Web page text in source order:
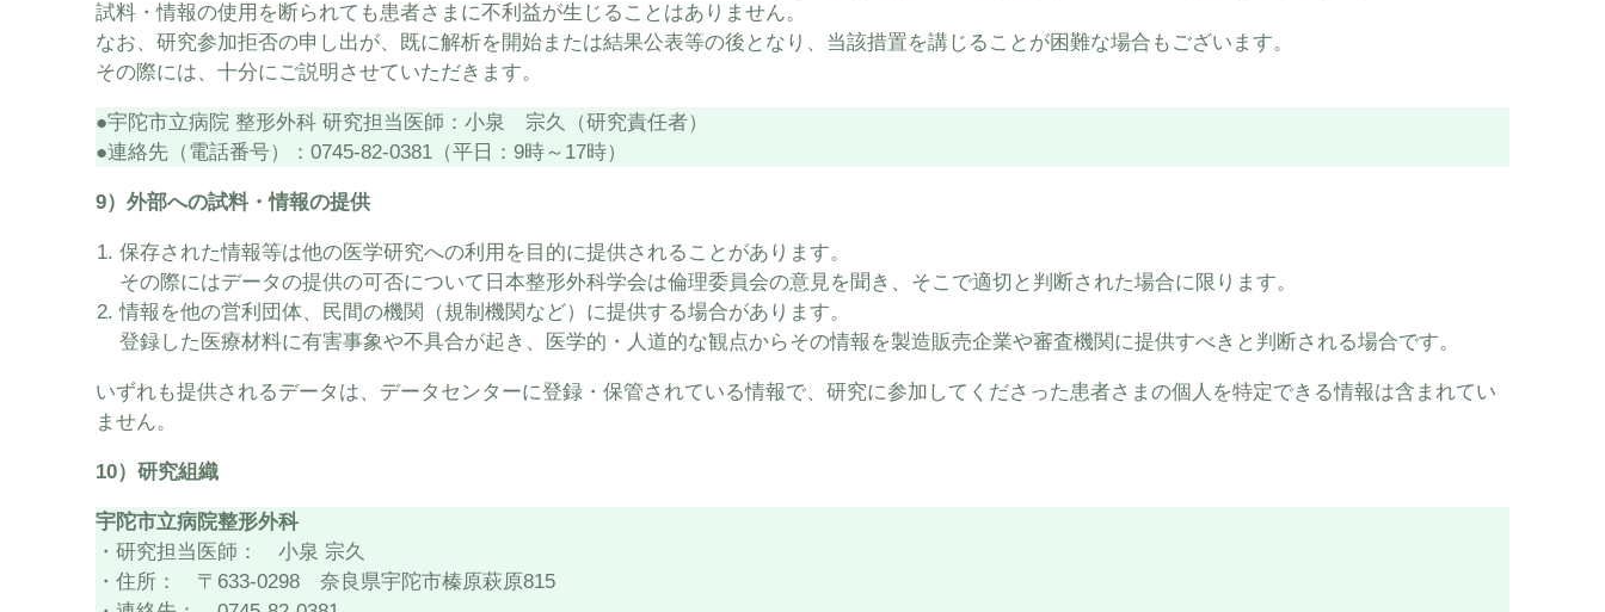
試料・情報の使用を断られても患者さまに不利益が生じることはありません。
なお、研究参加拒否の申し出が、既に解析を開始または結果公表等の後となり、当該措置を講じることが困難な場合もございます。
その際には、十分にご説明させていただきます。
●宇陀市立病院 整形外科 研究担当医師：小泉 宗久（研究責任者）
●連絡先（電話番号）：0745-82-0381（平日：9時～17時）
9）外部への試料・情報の提供
保存された情報等は他の医学研究への利用を目的に提供されることがあります。
その際にはデータの提供の可否について日本整形外科学会は倫理委員会の意見を聞き、そこで適切と判断された場合に限ります。
情報を他の営利団体、民間の機関（規制機関など）に提供する場合があります。
登録した医療材料に有害事象や不具合が起き、医学的・人道的な観点からその情報を製造販売企業や審査機関に提供すべきと判断される場合です。
いずれも提供されるデータは、データセンターに登録・保管されている情報で、研究に参加してくださった患者さまの個人を特定できる情報は含まれてい
ません。
10）研究組織
宇陀市立病院整形外科
・研究担当医師： 小泉 宗久
・住所： 〒633-0298 奈良県宇陀市榛原萩原815